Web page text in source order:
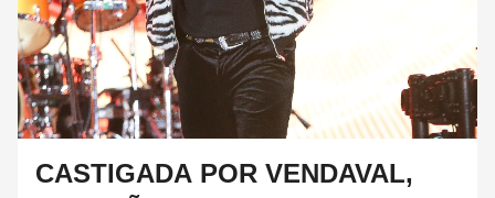
CASTIGADA POR VENDAVAL,